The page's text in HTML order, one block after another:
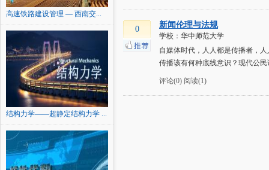
高速铁路建设管理 — 西南交...
结构力学——超静定结构力学 ...
0 新闻伦理与法规
学校：华中师范大学
自媒体时代，人人都是传播者，
传播该有何种底线意识？现代公
评论(0) 阅读(1)